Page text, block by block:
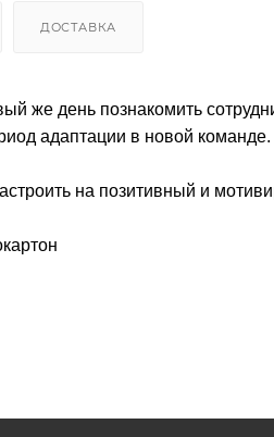
ДОСТАВКА
же день познакомить
адаптации в новой команде.
на позитивный и